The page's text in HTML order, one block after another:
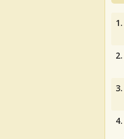
1.
2.
3.
4.